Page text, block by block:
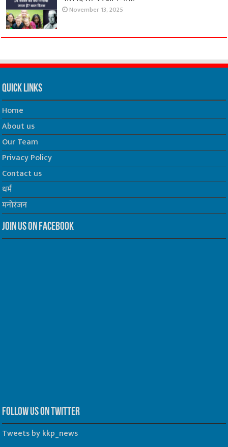
November 13, 2025
Quick Links
Home
About us
Our Team
Privacy Policy
Contact us
धर्म
मनोरंजन
Join us on Facebook
Follow us on Twitter
Tweets by kkp_news